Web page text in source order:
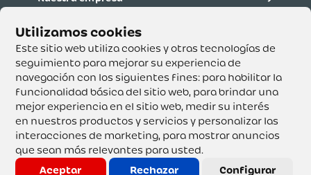
Este sitio web utiliza cookies y otras tecnologías de
seguimiento para mejorar su experiencia de
navegación con los siguientes fines: para habilitar la
funcionalidad básica del sitio web, para brindar una
mejor experiencia en el sitio web, medir su interés
en nuestros productos y servicios y personalizar las
interacciones de marketing, para mostrar anuncios
que sean más relevantes para usted.
Aceptar
Rechazar Configurar
Supertiendas y Drogería Olímpica S.A. - Nit 890.107.487 -
Dirección de notificación: Calle 53 No. 46-192 local 3-01
Teléfono: 3232540999 - Correo:
servicioalcliente@olimpica.com.co
Copyright o Actualización 2023 OLÍMPICA S.A. Derechos
Reservados.